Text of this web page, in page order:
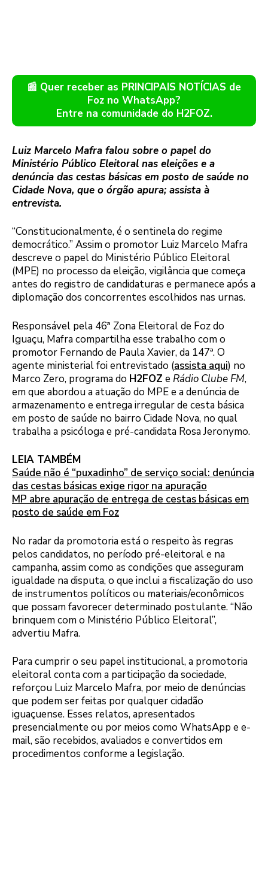
📰 Quer receber as PRINCIPAIS NOTÍCIAS de
Foz no WhatsApp?
Entre na comunidade do H2FOZ.
Luiz Marcelo Mafra falou sobre o papel do
Ministério Público Eleitoral nas eleições e a
denúncia das cestas básicas em posto de saúde no
Cidade Nova, que o órgão apura; assista à
entrevista.
“Constitucionalmente, é o sentinela do regime
democrático.” Assim o promotor Luiz Marcelo Mafra
descreve o papel do Ministério Público Eleitoral
(MPE) no processo da eleição, vigilância que começa
antes do registro de candidaturas e permanece após a
diplomação dos concorrentes escolhidos nas urnas.
Responsável pela 46ª Zona Eleitoral de Foz do
Iguaçu, Mafra compartilha esse trabalho com o
promotor Fernando de Paula Xavier, da 147ª. O
agente ministerial foi entrevistado (assista aqui) no
Marco Zero, programa do H2FOZ e Rádio Clube FM,
em que abordou a atuação do MPE e a denúncia de
armazenamento e entrega irregular de cesta básica
em posto de saúde no bairro Cidade Nova, no qual
trabalha a psicóloga e pré-candidata Rosa Jeronymo.
LEIA TAMBÉM
Saúde não é “puxadinho” de serviço social: denúncia
das cestas básicas exige rigor na apuração
MP abre apuração de entrega de cestas básicas em
posto de saúde em Foz
No radar da promotoria está o respeito às regras
pelos candidatos, no período pré-eleitoral e na
campanha, assim como as condições que asseguram
igualdade na disputa, o que inclui a fiscalização do uso
de instrumentos políticos ou materiais/econômicos
que possam favorecer determinado postulante. “Não
brinquem com o Ministério Público Eleitoral”,
advertiu Mafra.
Para cumprir o seu papel institucional, a promotoria
eleitoral conta com a participação da sociedade,
reforçou Luiz Marcelo Mafra, por meio de denúncias
que podem ser feitas por qualquer cidadão
iguaçuense. Esses relatos, apresentados
presencialmente ou por meios como WhatsApp e e-
mail, são recebidos, avaliados e convertidos em
procedimentos conforme a legislação.